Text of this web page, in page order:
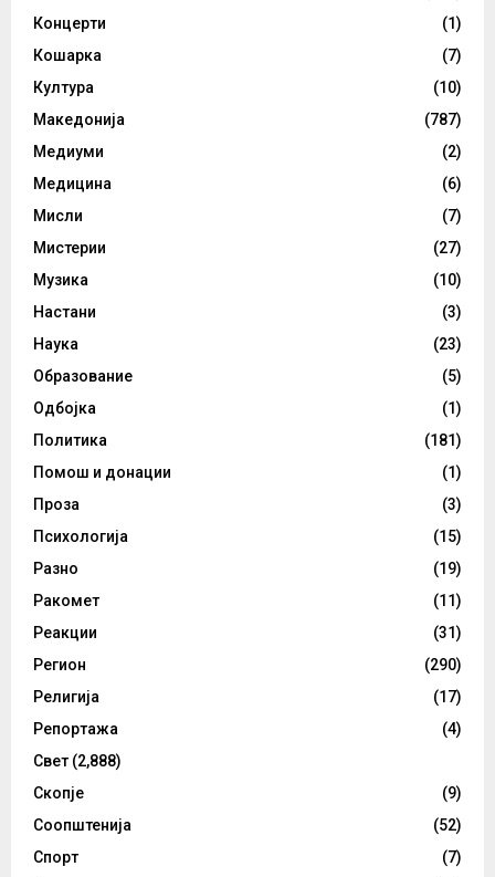
Концерти
(1)
Кошарка
(7)
Култура
(10)
Македонија
(787)
Медиуми
(2)
Медицина
(6)
Мисли
(7)
Мистерии
(27)
Музика
(10)
Настани
(3)
Наука
(23)
Образование
(5)
Одбојка
(1)
Политика
(181)
Помош и донации
(1)
Проза
(3)
Психологија
(15)
Разно
(19)
Ракомет
(11)
Реакции
(31)
Регион
(290)
Религија
(17)
Репортажа
(4)
Свет (2,888)
Скопје
(9)
Соопштенија
(52)
Спорт
(7)